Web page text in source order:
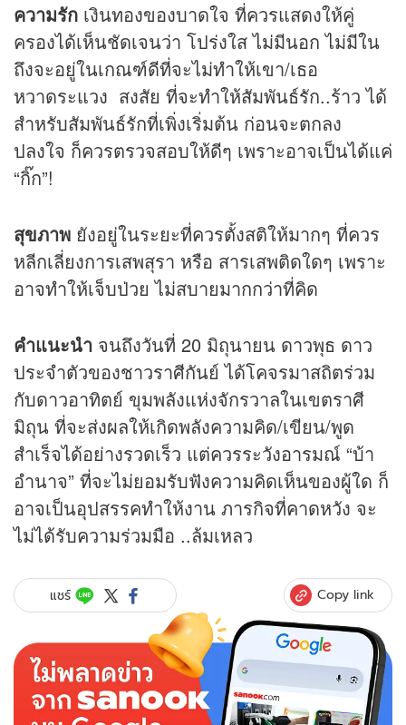
ความรัก เงินทองของบาดใจ ที่ควรแสดงให้คู่
ครองได้เห็นชัดเจนว่า โปร่งใส ไม่มีนอก ไม่มีใน
ถึงจะอยู่ในเกณฑ์ดีที่จะไม่ทำให้เขา/เธอ
หวาดระแวง สงสัย ที่จะทำให้สัมพันธ์รัก..ร้าว ได้
สำหรับสัมพันธ์รักที่เพิ่งเริ่มต้น ก่อนจะตกลง
ปลงใจ ก็ควรตรวจสอบให้ดีๆ เพราะอาจเป็นได้แค่
“กิ๊ก”!
สุขภาพ ยังอยู่ในระยะที่ควรตั้งสติให้มากๆ ที่ควร
หลีกเลี่ยงการเสพสุรา หรือ สารเสพติดใดๆ เพราะ
อาจทำให้เจ็บป่วย ไม่สบายมากกว่าที่คิด
คำแนะนำ จนถึงวันที่ 20 มิถุนายน ดาวพุธ ดาว
ประจำตัวของชาวราศีกันย์ ได้โคจรมาสถิตร่วม
กับดาวอาทิตย์ ขุมพลังแห่งจักรวาลในเขตราศี
มิถุน ที่จะส่งผลให้เกิดพลังความคิด/เขียน/พูด
สำเร็จได้อย่างรวดเร็ว แต่ควรระวังอารมณ์ “บ้า
อำนาจ” ที่จะไม่ยอมรับฟังความคิดเห็นของผู้ใด ก็
อาจเป็นอุปสรรคทำให้งาน ภารกิจที่คาดหวัง จะ
ไม่ได้รับความร่วมมือ ..ล้มเหลว
แชร์ Copy link